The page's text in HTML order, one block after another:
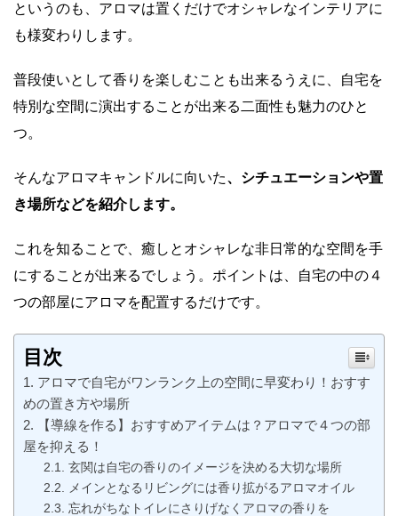
というのも、アロマは置くだけでオシャレなインテリアに
も様変わりします。
普段使いとして香りを楽しむことも出来るうえに、自宅を
特別な空間に演出することが出来る二面性も魅力のひと
つ。
そんなアロマキャンドルに向いた、シチュエーションや置
き場所などを紹介します。
これを知ることで、癒しとオシャレな非日常的な空間を手
にすることが出来るでしょう。ポイントは、自宅の中の４
つの部屋にアロマを配置するだけです。
目次
アロマで自宅がワンランク上の空間に早変わり！おすす
めの置き方や場所
【導線を作る】おすすめアイテムは？アロマで４つの部
屋を抑える！
玄関は自宅の香りのイメージを決める大切な場所
メインとなるリビングには香り拡がるアロマオイル
忘れがちなトイレにさりげなくアロマの香りを